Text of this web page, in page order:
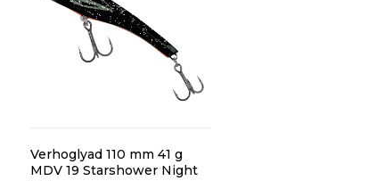
Verhoglyad 110 mm 41 g
MDV 19 Starshower Night